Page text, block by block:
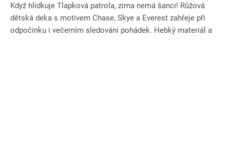
Když hlídkuje Tlapková patrola, zima nemá šanci! Růžová
dětská deka s motivem Chase, Skye a Everest zahřeje při
odpočinku i večerním sledování pohádek. Hebký materiál a